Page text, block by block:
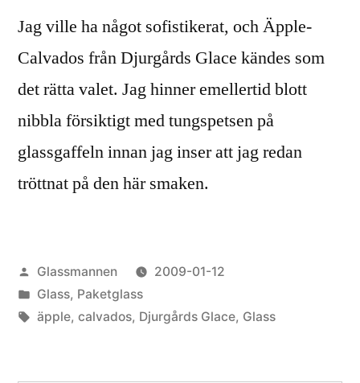
Jag ville ha något sofistikerat, och Äpple-
Calvados från Djurgårds Glace kändes som
det rätta valet. Jag hinner emellertid blott
nibbla försiktigt med tungspetsen på
glassgaffeln innan jag inser att jag redan
tröttnat på den här smaken.
Publicerat
av
Glassmannen
2009-01-12
Publicerat
i
Glass, Paketglass
Etiketter:
äpple, calvados, Djurgårds Glace, Glass